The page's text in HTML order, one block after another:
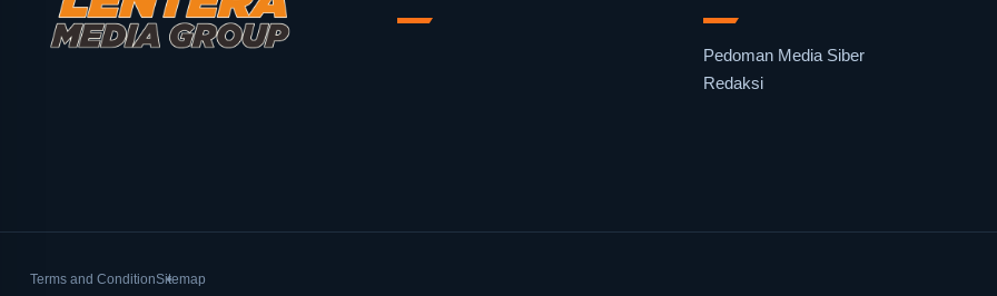
Pedoman Media Siber
Redaksi
Terms and ConditionSitemap